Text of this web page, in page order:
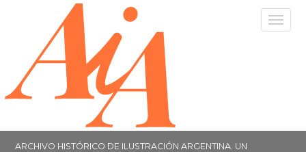
ARCHIVO HISTÓRICO DE ILUSTRACIÓN ARGENTINA. UN